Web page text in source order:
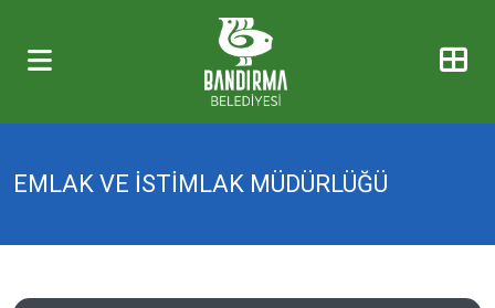
EMLAK VE İSTİMLAK MÜDÜRLÜĞÜ